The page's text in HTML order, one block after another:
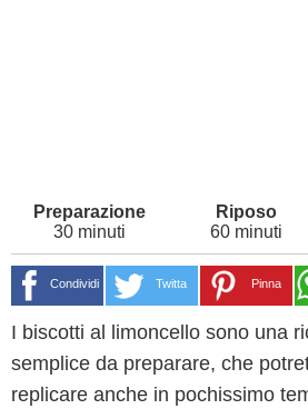
30 minuti 60 minuti
Condividi Twitta Pinna
I biscotti al limoncello sono una
semplice da preparare, che
replicare anche in pochissimo